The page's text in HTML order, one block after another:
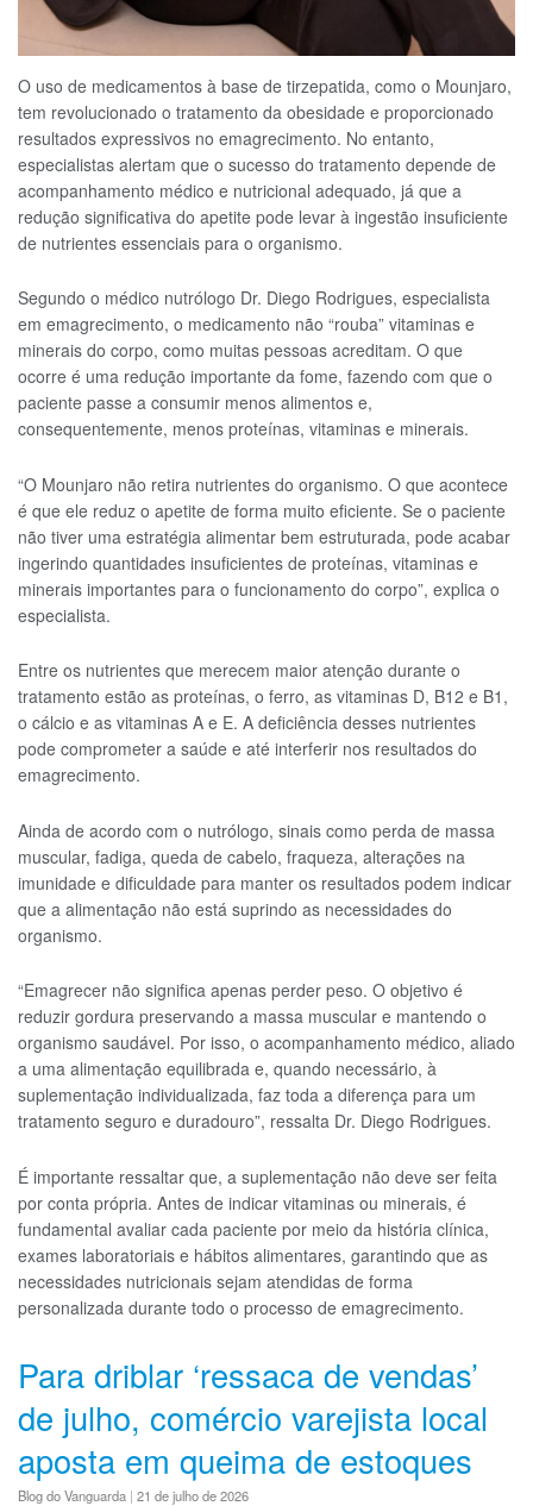
O uso de medicamentos à base de tirzepatida, como o Mounjaro,
tem revolucionado o tratamento da obesidade e proporcionado
resultados expressivos no emagrecimento. No entanto,
especialistas alertam que o sucesso do tratamento depende de
acompanhamento médico e nutricional adequado, já que a
redução significativa do apetite pode levar à ingestão insuficiente
de nutrientes essenciais para o organismo.
Segundo o médico nutrólogo Dr. Diego Rodrigues, especialista
em emagrecimento, o medicamento não “rouba” vitaminas e
minerais do corpo, como muitas pessoas acreditam. O que
ocorre é uma redução importante da fome, fazendo com que o
paciente passe a consumir menos alimentos e,
consequentemente, menos proteínas, vitaminas e minerais.
“O Mounjaro não retira nutrientes do organismo. O que acontece
é que ele reduz o apetite de forma muito eficiente. Se o paciente
não tiver uma estratégia alimentar bem estruturada, pode acabar
ingerindo quantidades insuficientes de proteínas, vitaminas e
minerais importantes para o funcionamento do corpo”, explica o
especialista.
Entre os nutrientes que merecem maior atenção durante o
tratamento estão as proteínas, o ferro, as vitaminas D, B12 e B1,
o cálcio e as vitaminas A e E. A deficiência desses nutrientes
pode comprometer a saúde e até interferir nos resultados do
emagrecimento.
Ainda de acordo com o nutrólogo, sinais como perda de massa
muscular, fadiga, queda de cabelo, fraqueza, alterações na
imunidade e dificuldade para manter os resultados podem indicar
que a alimentação não está suprindo as necessidades do
organismo.
“Emagrecer não significa apenas perder peso. O objetivo é
reduzir gordura preservando a massa muscular e mantendo o
organismo saudável. Por isso, o acompanhamento médico, aliado
a uma alimentação equilibrada e, quando necessário, à
suplementação individualizada, faz toda a diferença para um
tratamento seguro e duradouro”, ressalta Dr. Diego Rodrigues.
É importante ressaltar que, a suplementação não deve ser feita
por conta própria. Antes de indicar vitaminas ou minerais, é
fundamental avaliar cada paciente por meio da história clínica,
exames laboratoriais e hábitos alimentares, garantindo que as
necessidades nutricionais sejam atendidas de forma
personalizada durante todo o processo de emagrecimento.
Para driblar ‘ressaca de vendas’
de julho, comércio varejista local
aposta em queima de estoques
Blog do Vanguarda | 21 de julho de 2026